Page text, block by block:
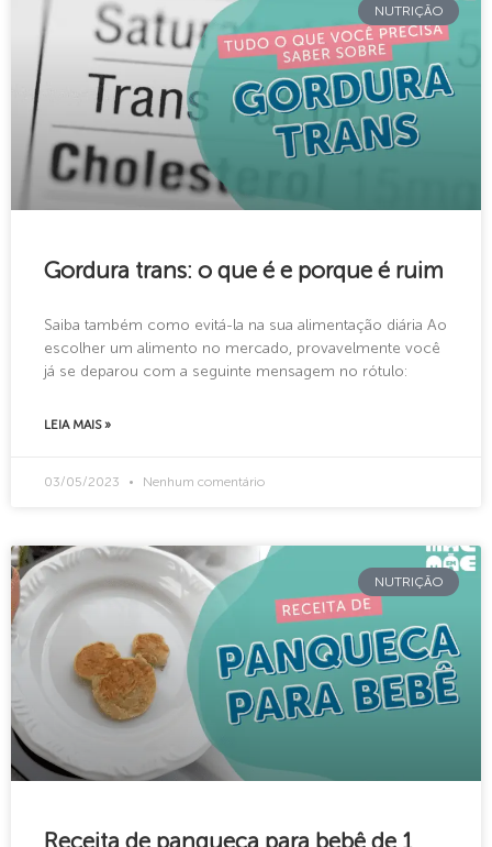
NUTRIÇÃO
Gordura trans: o que é e porque é ruim
Saiba também como evitá-la na sua alimentação diária Ao
escolher um alimento no mercado, provavelmente você
já se deparou com a seguinte mensagem no rótulo:
LEIA MAIS »
03/05/2023 Nenhum comentário
NUTRIÇÃO
Receita de panqueca para bebê de 1